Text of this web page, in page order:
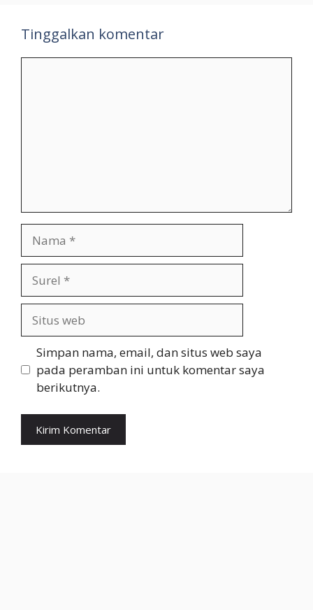
Tinggalkan komentar
web
Simpan nama, email, dan situs web saya
pada peramban ini untuk komentar saya
berikutnya.